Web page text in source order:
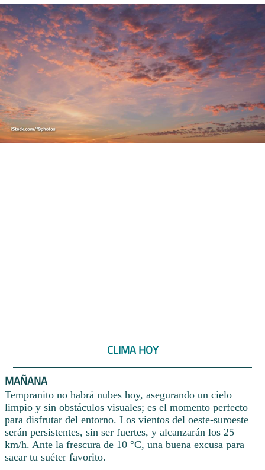
CLIMA HOY
MAÑANA
Tempranito no habrá nubes hoy, asegurando un cielo
limpio y sin obstáculos visuales; es el momento perfecto
para disfrutar del entorno. Los vientos del oeste-suroeste
serán persistentes, sin ser fuertes, y alcanzarán los 25
km/h. Ante la frescura de 10 °C, una buena excusa para
sacar tu suéter favorito.